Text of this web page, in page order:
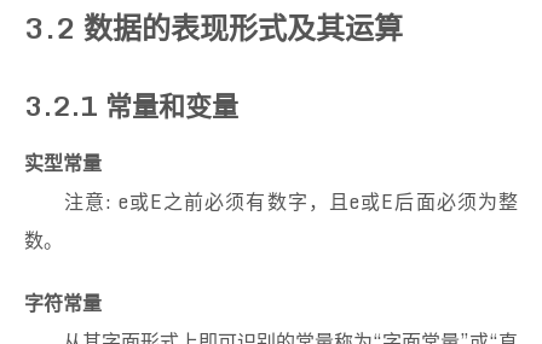
3.2 数据的表现形式及其运算
3.2.1 常量和变量
实型常量
注意: e或E之前必须有数字，且e或E后面必须为整
数。
字符常量